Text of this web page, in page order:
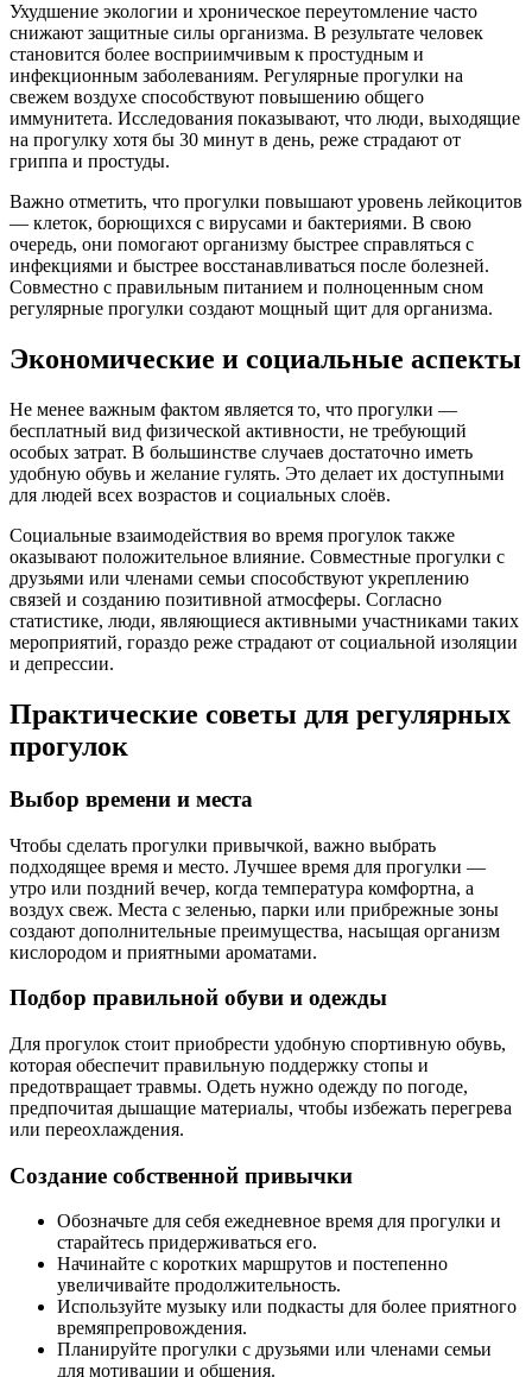
Ухудшение экологии и хроническое переутомление часто
снижают защитные силы организма. В результате человек
становится более восприимчивым к простудным и
инфекционным заболеваниям. Регулярные прогулки на
свежем воздухе способствуют повышению общего
иммунитета. Исследования показывают, что люди, выходящие
на прогулку хотя бы 30 минут в день, реже страдают от
гриппа и простуды.
Важно отметить, что прогулки повышают уровень лейкоцитов
— клеток, борющихся с вирусами и бактериями. В свою
очередь, они помогают организму быстрее справляться с
инфекциями и быстрее восстанавливаться после болезней.
Совместно с правильным питанием и полноценным сном
регулярные прогулки создают мощный щит для организма.
Экономические и социальные аспекты
Не менее важным фактом является то, что прогулки —
бесплатный вид физической активности, не требующий
особых затрат. В большинстве случаев достаточно иметь
удобную обувь и желание гулять. Это делает их доступными
для людей всех возрастов и социальных слоёв.
Социальные взаимодействия во время прогулок также
оказывают положительное влияние. Совместные прогулки с
друзьями или членами семьи способствуют укреплению
связей и созданию позитивной атмосферы. Согласно
статистике, люди, являющиеся активными участниками таких
мероприятий, гораздо реже страдают от социальной изоляции
и депрессии.
Практические советы для регулярных
прогулок
Выбор времени и места
Чтобы сделать прогулки привычкой, важно выбрать
подходящее время и место. Лучшее время для прогулки —
утро или поздний вечер, когда температура комфортна, а
воздух свеж. Места с зеленью, парки или прибрежные зоны
создают дополнительные преимущества, насыщая организм
кислородом и приятными ароматами.
Подбор правильной обуви и одежды
Для прогулок стоит приобрести удобную спортивную обувь,
которая обеспечит правильную поддержку стопы и
предотвращает травмы. Одеть нужно одежду по погоде,
предпочитая дышащие материалы, чтобы избежать перегрева
или переохлаждения.
Создание собственной привычки
Обозначьте для себя ежедневное время для прогулки и
старайтесь придерживаться его.
Начинайте с коротких маршрутов и постепенно
увеличивайте продолжительность.
Используйте музыку или подкасты для более приятного
времяпрепровождения.
Планируйте прогулки с друзьями или членами семьи
для мотивации и общения.